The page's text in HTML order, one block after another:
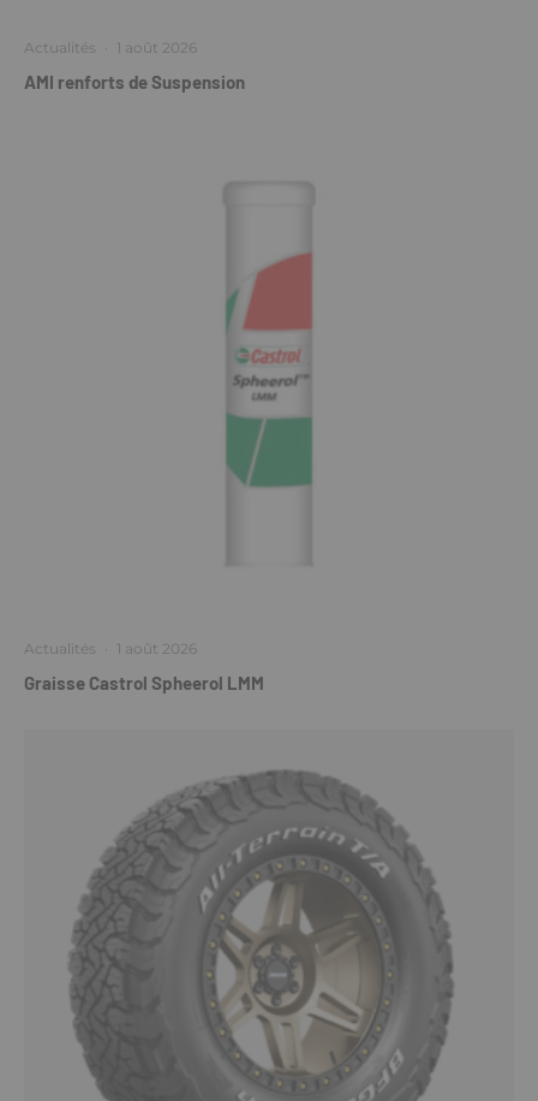
Actualités · 1 août 2026
AMI renforts de Suspension
Actualités · 1 août 2026
Graisse Castrol Spheerol LMM